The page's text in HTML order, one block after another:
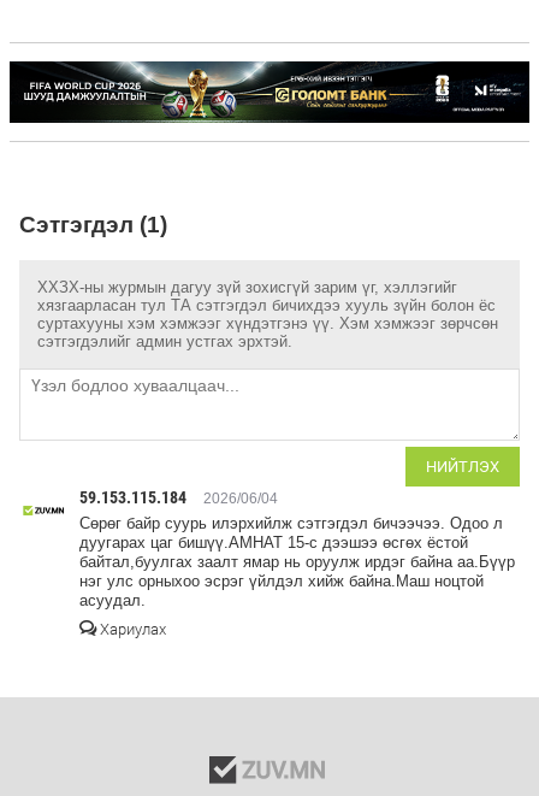
Сэтгэгдэл (1)
ХХЗХ-ны журмын дагуу зүй зохисгүй зарим үг, хэллэгийг
хязгаарласан тул ТА сэтгэгдэл бичихдээ хууль зүйн болон ёс
суртахууны хэм хэмжээг хүндэтгэнэ үү. Хэм хэмжээг зөрчсөн
сэтгэгдэлийг админ устгах эрхтэй.
НИЙТЛЭХ
59.153.115.184 2026/06/04
Сөрөг байр суурь илэрхийлж сэтгэгдэл бичээчээ. Одоо л
дуугарах цаг бишүү.АМНАТ 15-с дээшээ өсгөх ёстой
байтал,буулгах заалт ямар нь оруулж ирдэг байна аа.Бүүр
нэг улс орныхоо эсрэг үйлдэл хийж байна.Маш ноцтой
асуудал.
Хариулах